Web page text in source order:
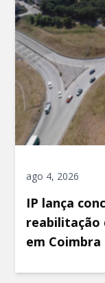
ago 4, 2026
IP lança
reabilitação
em Coimbra